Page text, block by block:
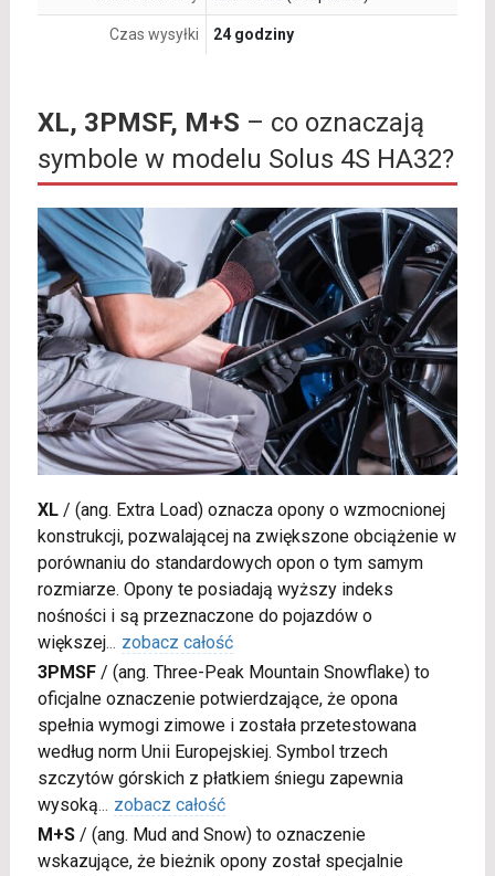
Czas wysyłki 24 godziny
XL, 3PMSF, M+S – co oznaczają
symbole w modelu Solus 4S HA32?
XL/ (ang. Extra Load) oznacza opony o wzmocnionej
konstrukcji, pozwalającej na zwiększone obciążenie w
porównaniu do standardowych opon o tym samym
rozmiarze. Opony te posiadają wyższy indeks
nośności i są przeznaczone do pojazdów o
większej... zobacz całość
3PMSF/ (ang. Three-Peak Mountain Snowflake) to
oficjalne oznaczenie potwierdzające, że opona
spełnia wymogi zimowe i została przetestowana
według norm Unii Europejskiej. Symbol trzech
szczytów górskich z płatkiem śniegu zapewnia
wysoką... zobacz całość
M+S/ (ang. Mud and Snow) to oznaczenie
wskazujące, że bieżnik opony został specjalnie